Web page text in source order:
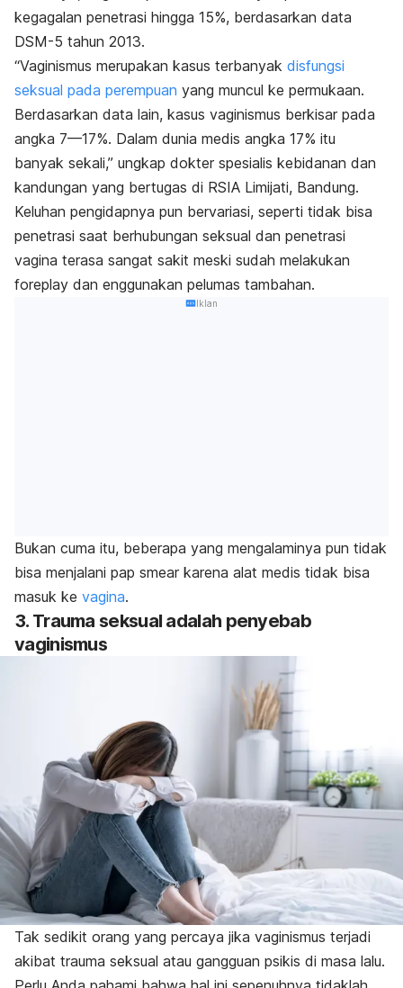
kegagalan penetrasi hingga 15%, berdasarkan data
DSM-5 tahun 2013.
“Vaginismus merupakan kasus terbanyak disfungsi
seksual pada perempuan yang muncul ke permukaan.
Berdasarkan data lain, kasus vaginismus berkisar pada
angka 7—17%. Dalam dunia medis angka 17% itu
banyak sekali,” ungkap dokter spesialis kebidanan dan
kandungan yang bertugas di RSIA Limijati, Bandung.
Keluhan pengidapnya pun bervariasi, seperti tidak bisa
penetrasi saat berhubungan seksual dan penetrasi
vagina terasa sangat sakit meski sudah melakukan
foreplay dan enggunakan pelumas tambahan.
Iklan
Bukan cuma itu, beberapa yang mengalaminya pun tidak
bisa menjalani pap smear karena alat medis tidak bisa
masuk ke vagina.
3. Trauma seksual adalah penyebab
vaginismus
Tak sedikit orang yang percaya jika vaginismus terjadi
akibat trauma seksual atau gangguan psikis di masa lalu.